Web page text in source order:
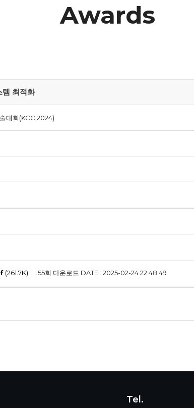
Awards
템 최적화
대회(KCC 2024)
(261.7K) 55회 다운로드 DATE : 2025-02-24 22:48:49
Tel.